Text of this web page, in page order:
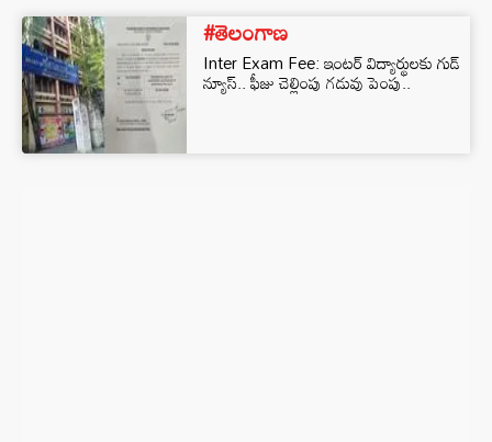
#తెలంగాణ
​Inter Exam Fee: ఇంటర్ విద్యార్థులకు గుడ్
న్యూస్.. ఫీజు చెల్లింపు గడువు పెంపు..